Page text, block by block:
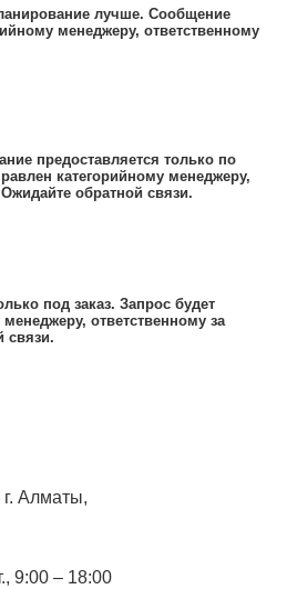
лучше. Сообщение
менеджеру, ответственному
предоставляется только по
категорийному менеджеру,
обратной связи.
под заказ. Запрос будет
ответственному за
связи.
г. Алматы,
9:00 – 18:00